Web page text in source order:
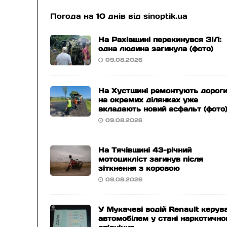
Погода на 10 днів відsinoptik.ua
На Рахівщині перекинувся ЗІЛ:
одна людина загинула (фото)
09.08.2026
На Хустщині ремонтують
на окремих ділянках уже
вкладають новий асфальт (фото)
09.08.2026
На Тячівщині 43-річний
мотоцикліст загинув після
зіткнення з коровою
09.08.2026
У Мукачеві водій Renault
автомобілем у стані